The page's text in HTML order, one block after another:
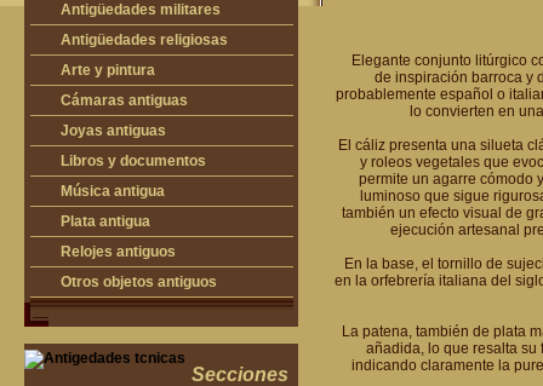
Máquinas de escribir antiguas
Calculadoras antiguas
Teléfonos y Telégrafos antiguos
Antigüedades militares
Espadas antiguas
Medallas y condecoraciones
Cascos militares
Otros artículos militares
Antigüedades religiosas
Antigüedades religiosas
Arte y pintura
Pintura antigua
Pintura contemporánea
Grabados antiguos y mapas
Cámaras antiguas
Cámaras antiguas
Joyas antiguas
Joyas antiguas
Libros y documentos
Libros antiguos
Fotografia antigua
Publicaciones antiguas
Música antigua
Gramófonos antiguos
Cajas de música antiguas
Radios antiguas
Plata antigua
Plata antigua
Relojes antiguos
Relojes sobremesa antiguos
Relojes de pie antiguos
Relojes de bolsillo antiguos
Otros objetos antiguos
Secciones
Elegante conjunto litúrgico
de inspiración barroca y
probablemente español o
lo convierten en
El cáliz presenta una silueta
y roleos vegetales que
permite un agarre cómodo
luminoso que sigue
también un efecto visual de
ejecución artesanal
En la base, el tornillo de
en la orfebrería italiana del
La patena, también de plata
añadida, lo que resalta su
indicando claramente la